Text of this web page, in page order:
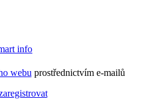
webu prostřednictvím e-mailů